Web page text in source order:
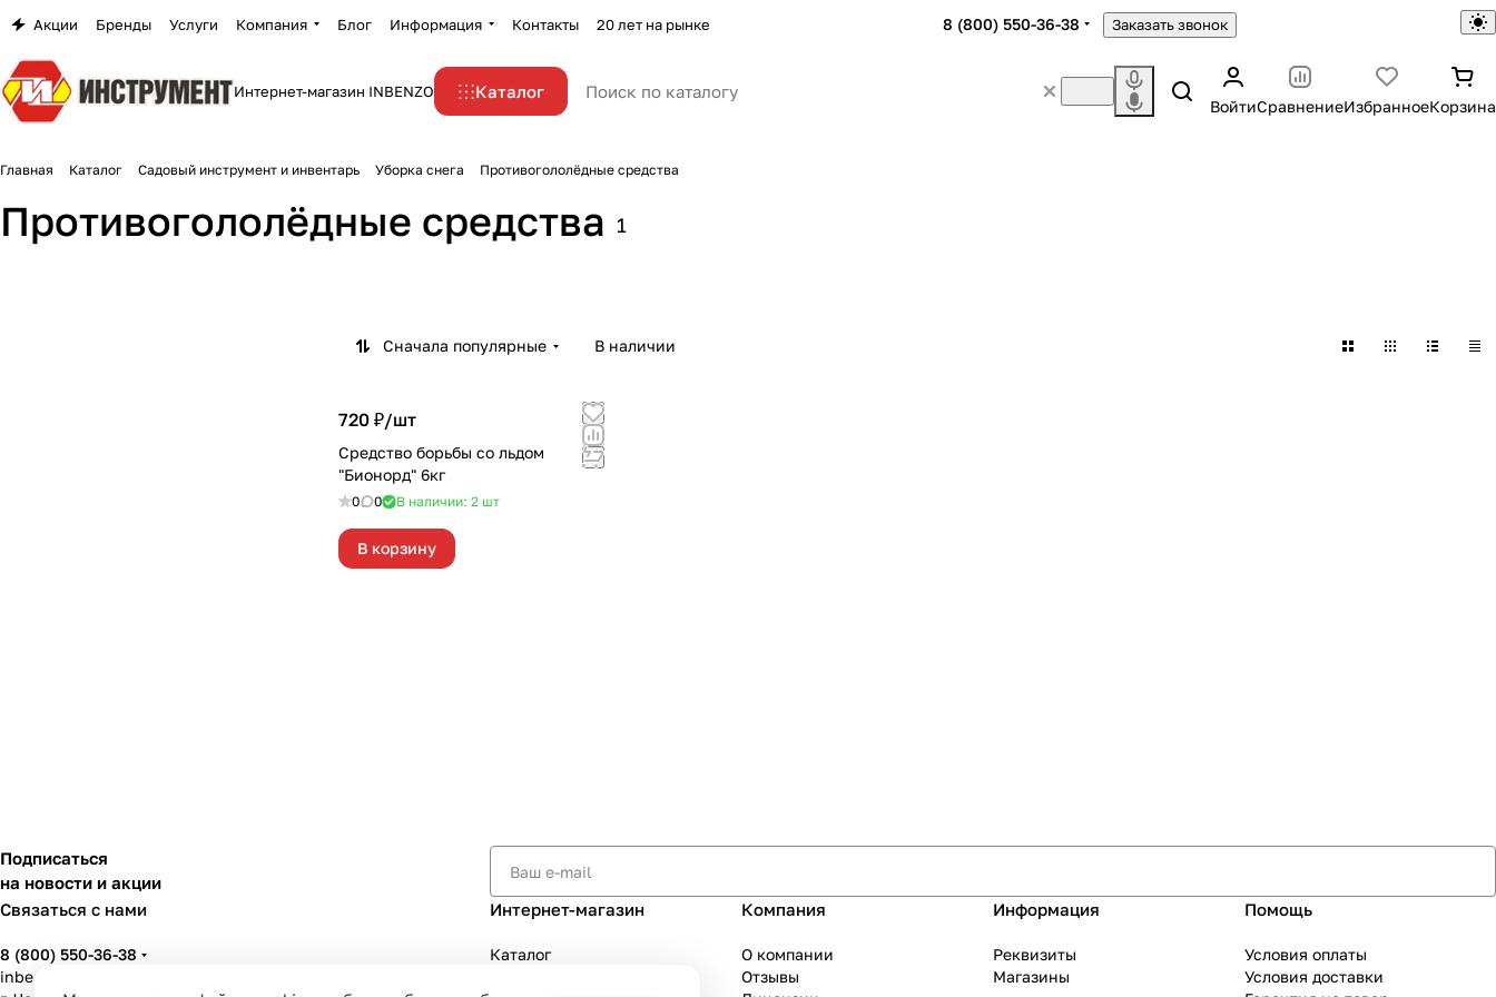
Акции Бренды Услуги Компания Блог Информация Контакты 20 лет на рынке 8 (800) 550-36-38 Заказать звонок
Интернет-магазин INBENZO Каталог
ВойтиСравнениеИзбранноеКорзина
Главная Каталог Садовый инструмент и инвентарь Уборка снега Противогололёдные средства
Противогололёдные средства 1
Сначала популярные В наличии
720 ₽/шт
Средство борьбы со льдом
"Бионорд" 6кг
0 0 В наличии: 2 шт
В корзину
Подписаться
на новости и акции
Связаться с нами
8 (800) 550-36-38
inbenzo35@list.ru
Интернет-магазин
Каталог
Компания
О компании
Отзывы
Информация
Реквизиты
Магазины
Помощь
Условия оплаты
Условия доставки